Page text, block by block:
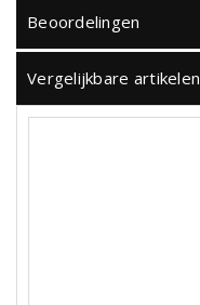
Beoordelingen
Vergelijkbare artikelen